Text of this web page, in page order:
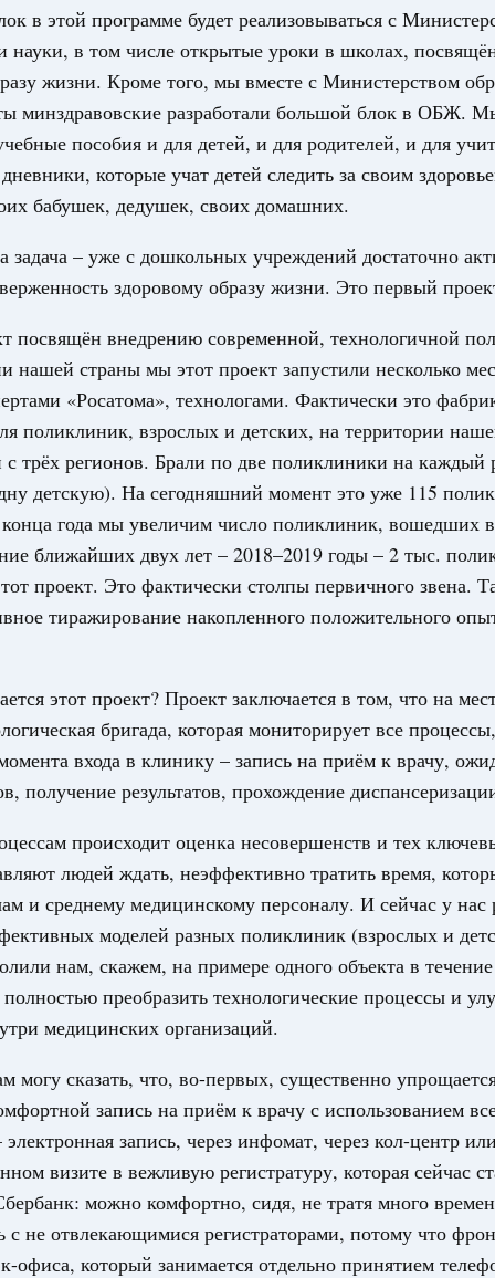
в этой программе будет реализовываться с
науки, в том числе открытые уроки в школах,
жизни. Кроме того, мы вместе с Министерством
минздравовские разработали большой блок в ОБЖ.
пособия и для детей, и для родителей, и для
которые учат детей следить за своим
бабушек, дедушек, своих домашних.
задача – уже с дошкольных учреждений достаточно
здоровому образу жизни. Это первый
посвящён внедрению современной, технологичной
нашей страны мы этот проект запустили несколько
«Росатома», технологами. Фактически это
поликлиник, взрослых и детских, на территории
трёх регионов. Брали по две поликлиники на каждый
детскую). На сегодняшний момент это уже 115
года мы увеличим число поликлиник, вошедших
ближайших двух лет – 2018–2019 годы – 2 тыс.
проект. Это фактически столпы первичного звена.
тиражирование накопленного положительного
этот проект? Проект заключается в том, что на
бригада, которая мониторирует все
входа в клинику – запись на приём к врачу,
получение результатов, прохождение
происходит оценка несовершенств и тех
людей ждать, неэффективно тратить время,
и среднему медицинскому персоналу. И сейчас у нас
моделей разных поликлиник (взрослых и
нам, скажем, на примере одного объекта в
преобразить технологические процессы и
медицинских организаций.
могу сказать, что, во-первых, существенно
запись на приём к врачу с использованием
запись, через инфомат, через кол-центр
визите в вежливую регистратуру, которая сейчас
можно комфортно, сидя, не тратя много
с не отвлекающимися регистраторами, потому что
офиса, который занимается отдельно принятием
р
проекты в сфере гражданской
Курской области на поддержку
хозяйства
р
29 июля, среда
платежи. Финансовая отчётность и аудит
Федеральной налоговой службы
с поступлениями налоговых доходов в бюджетную
на предстоящий период, в том числе в контексте
предоставления налоговых льгот для семей с
СВО и их семей.
Федерального агентства
Сахаровым
работы за прошедший период, в том числе
сервисов, а также вопросы подготовки кадров для
понедельник
эксперимента по использованию
отдельных мер соцзащиты
на развитие технопарка в
р
здравоохранения. Медицинское страхование
дополнительное финансирование на